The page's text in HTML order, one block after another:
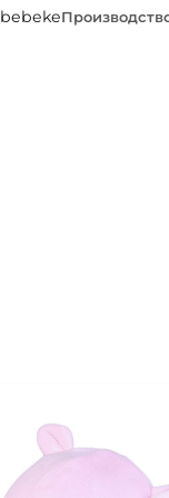
bebeke